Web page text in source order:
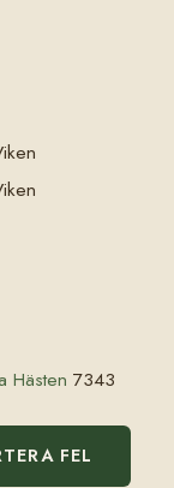
Hästen 7343
FEL